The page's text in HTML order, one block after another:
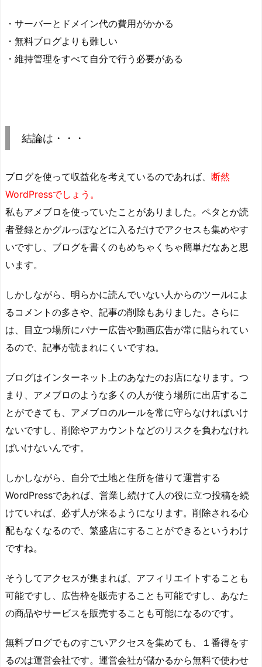
・サーバーとドメイン代の費用がかかる
・無料ブログよりも難しい
・維持管理をすべて自分で行う必要がある
結論は・・・
ブログを使って収益化を考えているのであれば、 断然
WordPressでしょう。
私もアメブロを使っていたことがありました。ペタとか読
者登録とかグルっぽなどに入るだけでアクセスも集めやす
いですし、ブログを書くのもめちゃくちゃ簡単だなあと思
います。
しかしながら、明らかに読んでいない人からのツールによ
るコメントの多さや、記事の削除もありました。さらに
は、目立つ場所にバナー広告や動画広告が常に貼られてい
るので、記事が読まれにくいですね。
ブログはインターネット上のあなたのお店になります。つ
まり、アメブロのような多くの人が使う場所に出店するこ
とができても、アメブロのルールを常に守らなければいけ
ないですし、削除やアカウントなどのリスクを負わなけれ
ばいけないんです。
しかしながら、自分で土地と住所を借りて運営する
WordPressであれば、営業し続けて人の役に立つ投稿を続
けていれば、必ず人が来るようになります。削除される心
配もなくなるので、繁盛店にすることができるというわけ
ですね。
そうしてアクセスが集まれば、アフィリエイトすることも
可能ですし、広告枠を販売することも可能ですし、あなた
の商品やサービスを販売することも可能になるのです。
無料ブログでものすごいアクセスを集めても、１番得をす
るのは運営会社です。運営会社が儲かるから無料で使わせ